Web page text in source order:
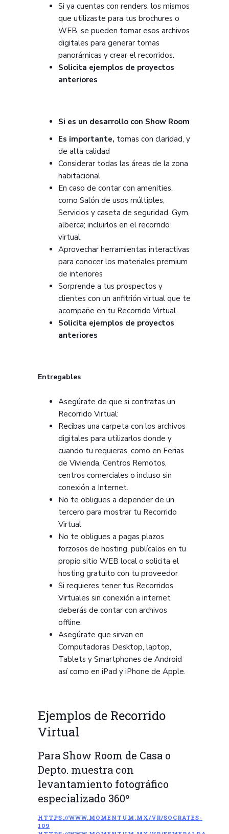
Si ya cuentas con renders, los mismos
que utilizaste para tus brochures o
WEB, se pueden tomar esos archivos
digitales para generar tomas
panorámicas y crear el recorridos.
Solicita ejemplos de proyectos
anteriores
Si es un desarrollo con Show Room
Es importante, tomas con claridad, y
de alta calidad
Considerar todas las áreas de la zona
habitacional
En caso de contar con amenities,
como Salón de usos múltiples,
Servicios y caseta de seguridad, Gym,
alberca; incluirlos en el recorrido
virtual.
Aprovechar herramientas interactivas
para conocer los materiales premium
de interiores
Sorprende a tus prospectos y
clientes con un anfitrión virtual que te
acompañe en tu Recorrido Virtual.
Solicita ejemplos de proyectos
anteriores
Entregables
Asegúrate de que si contratas un
Recorrido Virtual:
Recibas una carpeta con los archivos
digitales para utilizarlos donde y
cuando tu requieras, como en Ferias
de Vivienda, Centros Remotos,
centros comerciales o incluso sin
conexión a Internet.
No te obligues a depender de un
tercero para mostrar tu Recorrido
Virtual
No te obligues a pagas plazos
forzosos de hosting, publícalos en tu
propio sitio WEB local o solicita el
hosting gratuito con tu proveedor
Si requieres tener tus Recorridos
Virtuales sin conexión a internet
deberás de contar con archivos
offline.
Asegúrate que sirvan en
Computadoras Desktop, laptop,
Tablets y Smartphones de Android
así como en iPad y iPhone de Apple.
Ejemplos de Recorrido
Virtual
Para Show Room de Casa o
Depto. muestra con
levantamiento fotográfico
especializado 360º
HTTPS://WWW.MOMENTUM.MX/VR/SOCRATES-
109